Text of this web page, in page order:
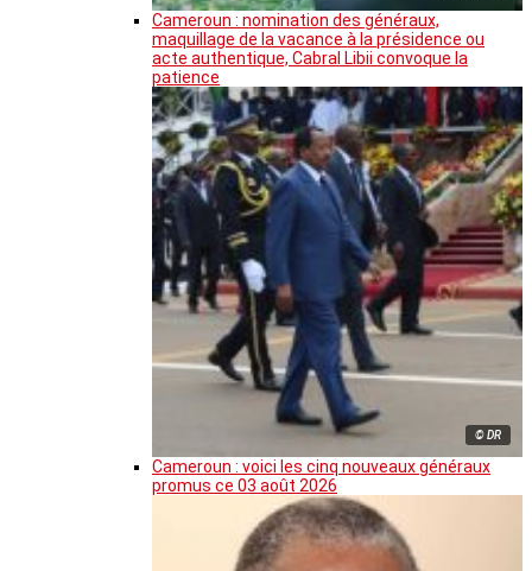
Cameroun : nomination des généraux,
maquillage de la vacance à la présidence ou
acte authentique, Cabral Libii convoque la
patience
© DR
Cameroun : voici les cinq nouveaux généraux
promus ce 03 août 2026